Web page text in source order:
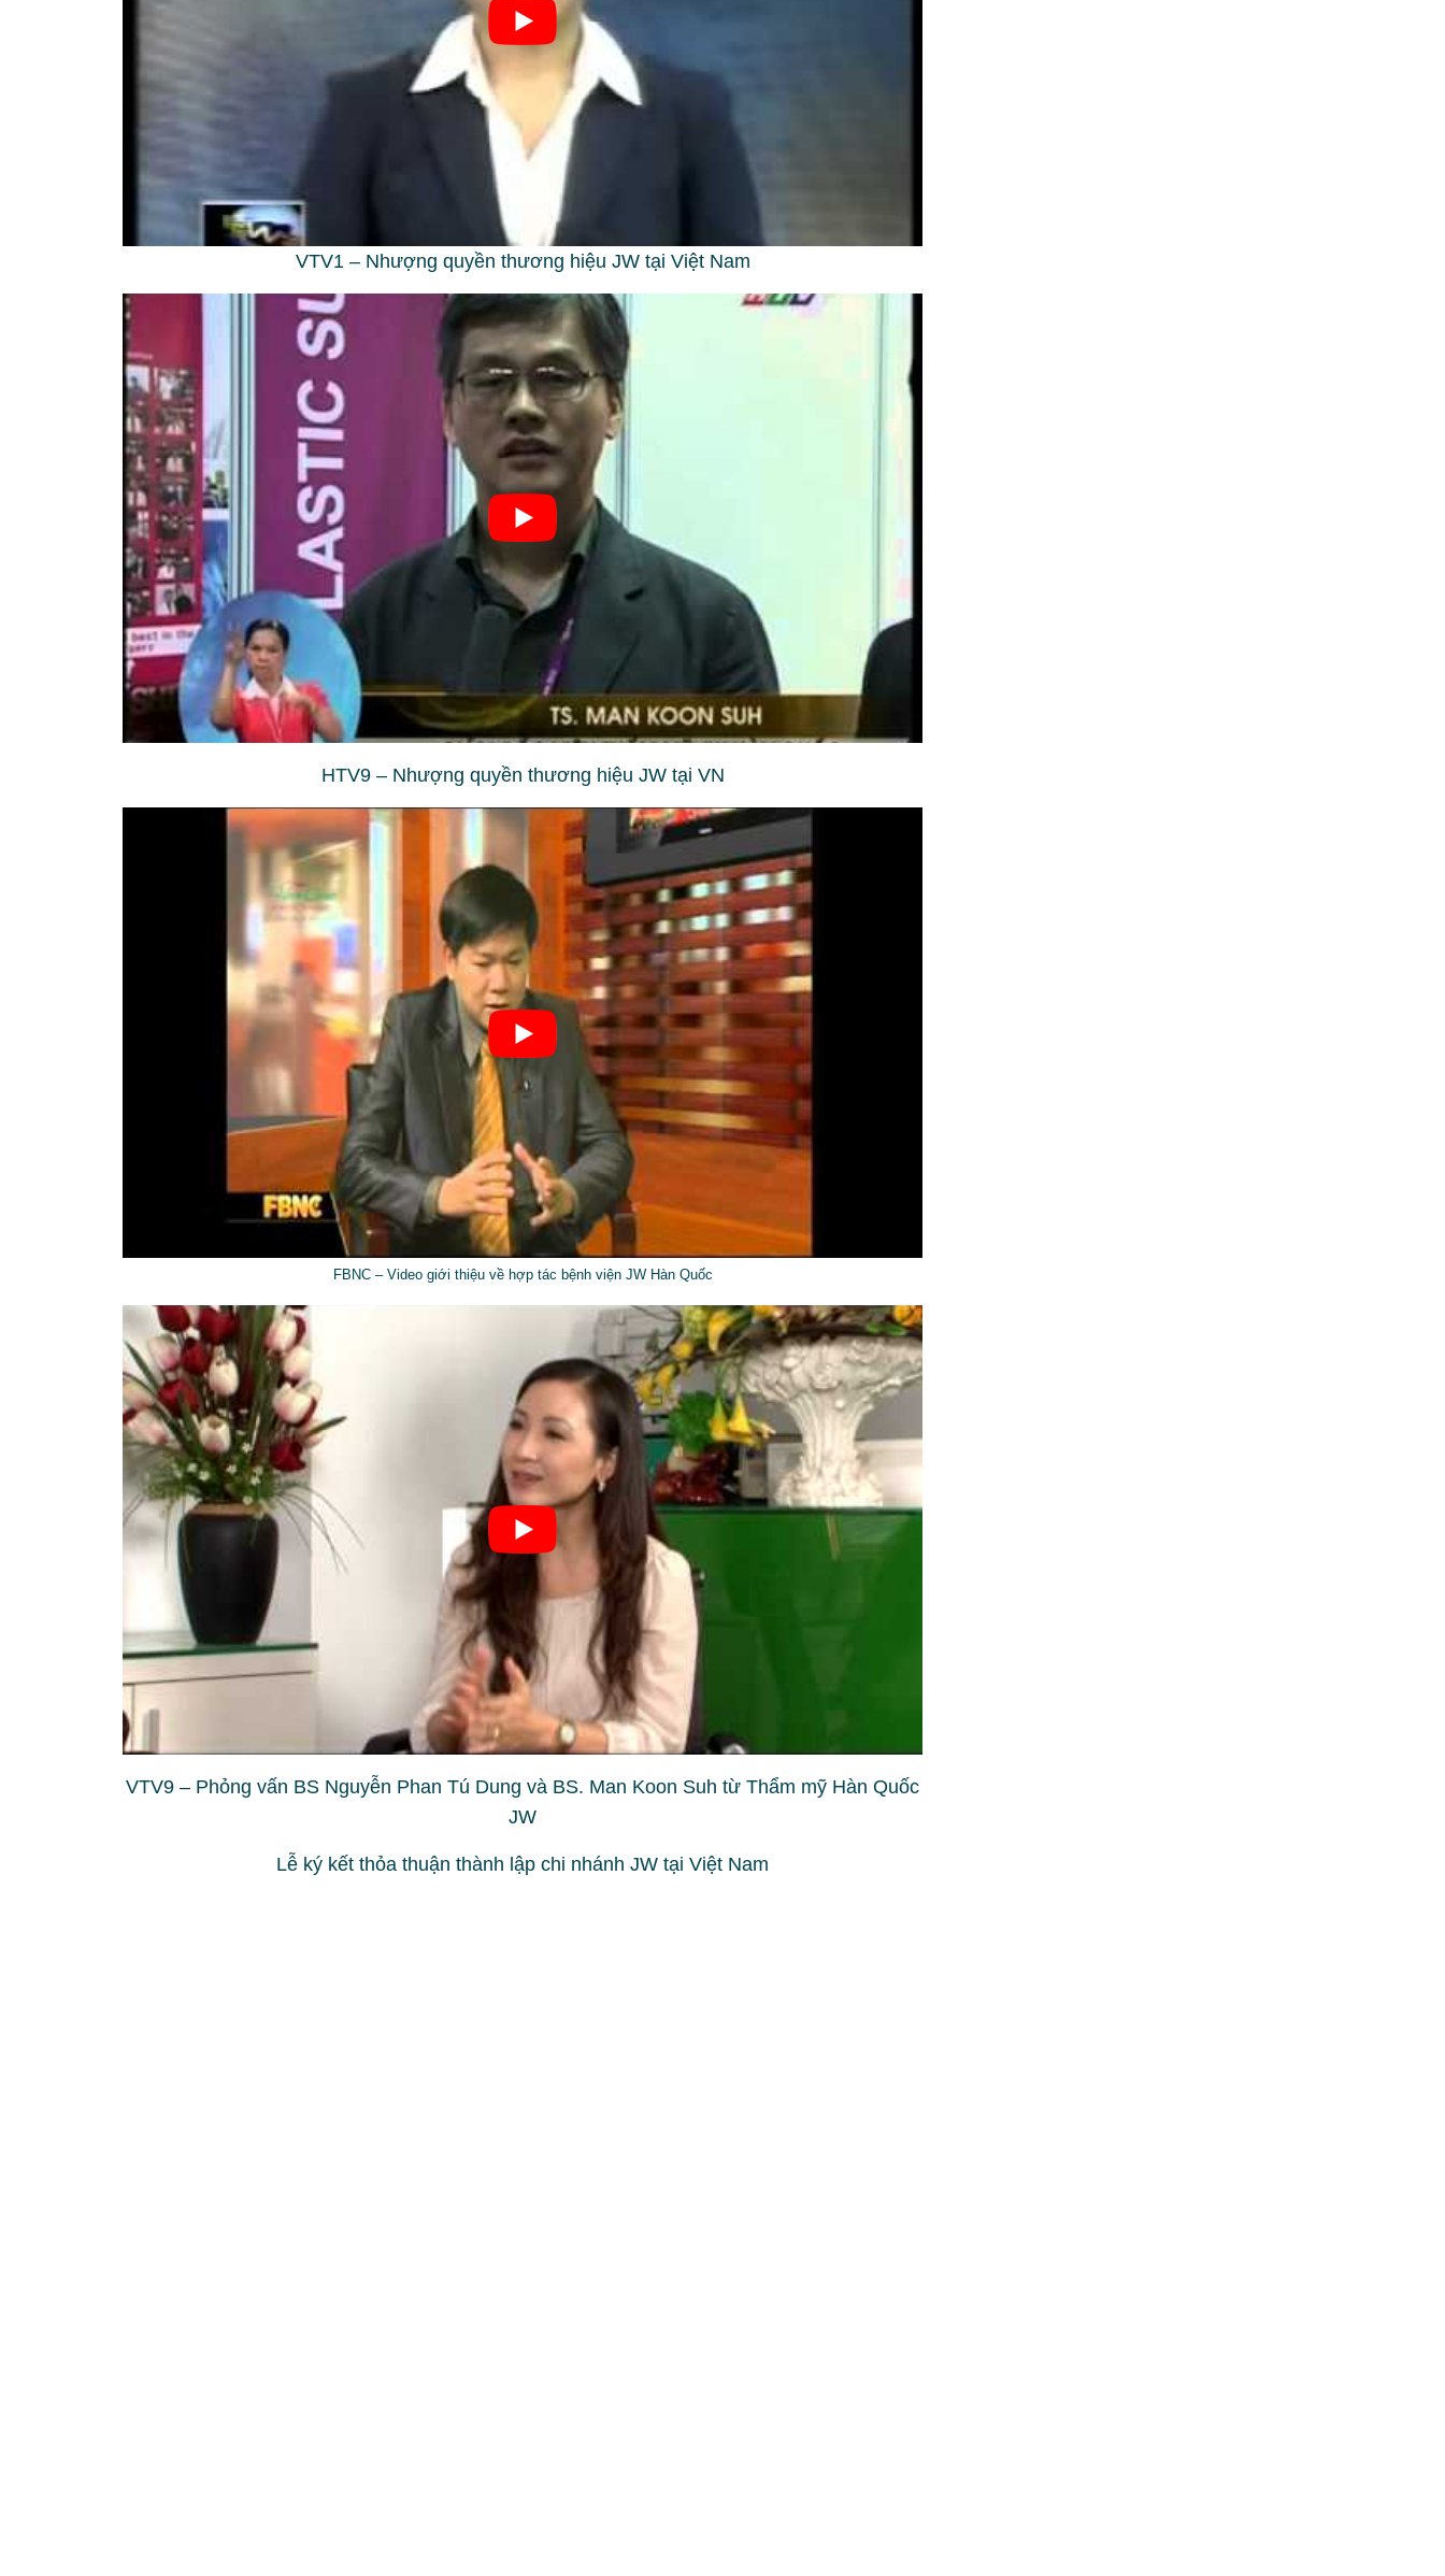
VTV1 – Nhượng quyền thương hiệu JW tại Việt Nam
HTV9 – Nhượng quyền thương hiệu JW tại VN
FBNC – Video giới thiệu về hợp tác bệnh viện JW Hàn Quốc
VTV9 – Phỏng vấn BS Nguyễn Phan Tú Dung và BS. Man Koon Suh từ Thẩm mỹ Hàn Quốc
JW
Lễ ký kết thỏa thuận thành lập chi nhánh JW tại Việt Nam